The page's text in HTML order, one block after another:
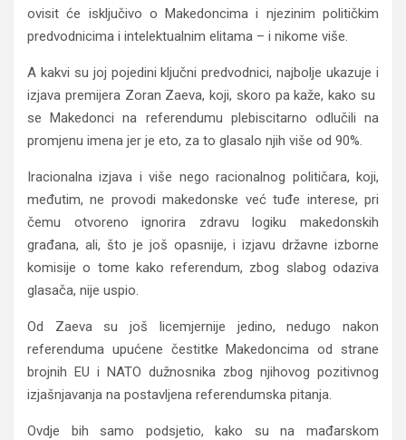
ovisit će isključivo o Makedoncima i njezinim političkim
predvodnicima i intelektualnim elitama – i nikome više.
A kakvi su joj pojedini ključni predvodnici, najbolje ukazuje i
izjava premijera Zoran Zaeva, koji, skoro pa kaže, kako su
se Makedonci na referendumu plebiscitarno odlučili na
promjenu imena jer je eto, za to glasalo njih više od 90%.
Iracionalna izjava i više nego racionalnog političara, koji,
međutim, ne provodi makedonske već tuđe interese, pri
čemu otvoreno ignorira zdravu logiku makedonskih
građana, ali, što je još opasnije, i izjavu državne izborne
komisije o tome kako referendum, zbog slabog odaziva
glasača, nije uspio.
Od Zaeva su još licemjernije jedino, nedugo nakon
referenduma upućene čestitke Makedoncima od strane
brojnih EU i NATO dužnosnika zbog njihovog pozitivnog
izjašnjavanja na postavljena referendumska pitanja.
Ovdje bih samo podsjetio, kako su na mađarskom